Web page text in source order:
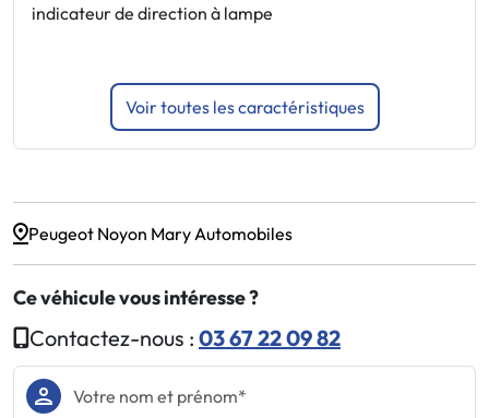
indicateur de direction à lampe
Voir toutes les caractéristiques
Peugeot Noyon Mary Automobiles
Ce véhicule vous intéresse ?
Contactez-nous : 03 67 22 09 82